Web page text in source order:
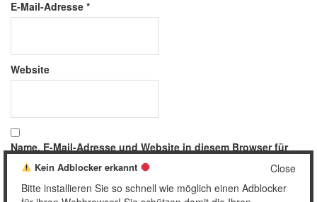
E-Mail-Adresse *
Website
Name, E-Mail-Adresse und Website in diesem Browser für
meinen nächsten Kommentar speichern.
Close
Kein Adblocker erkannt
Bitte installieren Sie so schnell wie möglich einen Adblocker